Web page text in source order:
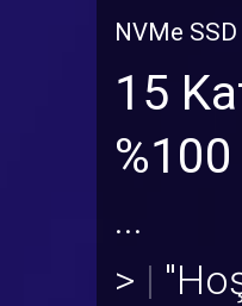
NVMe
15
...
> cout